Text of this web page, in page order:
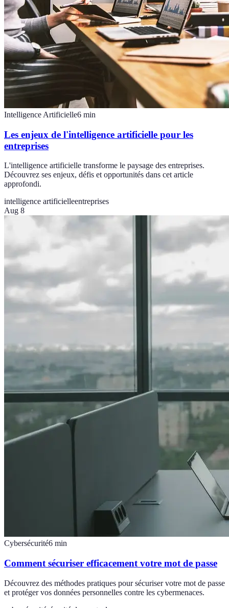
Intelligence Artificielle6 min
Les enjeux de l'intelligence artificielle pour les
entreprises
L'intelligence artificielle transforme le paysage des entreprises.
Découvrez ses enjeux, défis et opportunités dans cet article
approfondi.
intelligence artificielleentreprises
Aug 8
Cybersécurité6 min
Comment sécuriser efficacement votre mot de passe
Découvrez des méthodes pratiques pour sécuriser votre mot de passe
et protéger vos données personnelles contre les cybermenaces.